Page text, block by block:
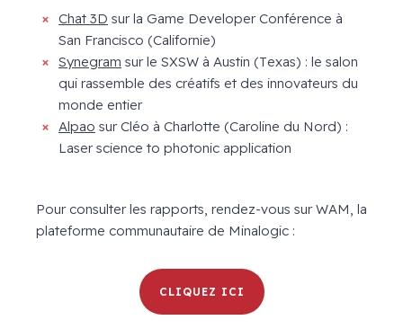
Chat 3D sur la Game Developer Conférence à
San Francisco (Californie)
Synegram sur le SXSW à Austin (Texas) : le salon
qui rassemble des créatifs et des innovateurs du
monde entier
Alpao sur Cléo à Charlotte (Caroline du Nord) :
Laser science to photonic application
Pour consulter les rapports, rendez-vous sur WAM, la
plateforme communautaire de Minalogic :
CLIQUEZ ICI